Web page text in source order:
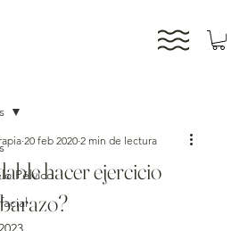
Pélvicohacer ejercicio
20 feb 2020 2 min de lectura